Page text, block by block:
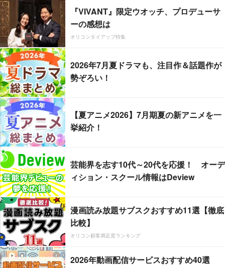
『VIVANT』限定ウオッチ、プロデューサ
ーの感想は
オリコンタイアップ特集
2026年7月夏ドラマも、注目作＆話題作が
勢ぞろい！
【夏アニメ2026】7月期夏の新アニメを一
挙紹介！
芸能界を志す10代～20代を応援！ オーデ
ィション・スクール情報はDeview
漫画読み放題サブスクおすすめ11選【徹底
比較】
オリコン顧客満足度ランキング
2026年動画配信サービスおすすめ40選